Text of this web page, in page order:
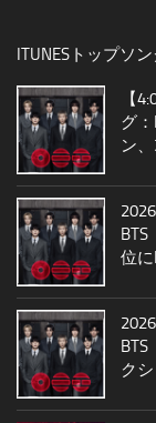
ITUNESトップソ
【
グ
ン
位に
ク